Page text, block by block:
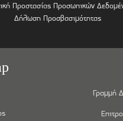
Προστασίας Προσωπικών
Δήλωση Προσβασιμότητας
Γραμμή